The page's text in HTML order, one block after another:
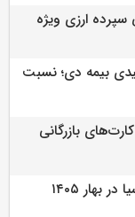
ارزی ویژه
بیمه دی؛ نسبت
بازرگانی
۱۴۰۵